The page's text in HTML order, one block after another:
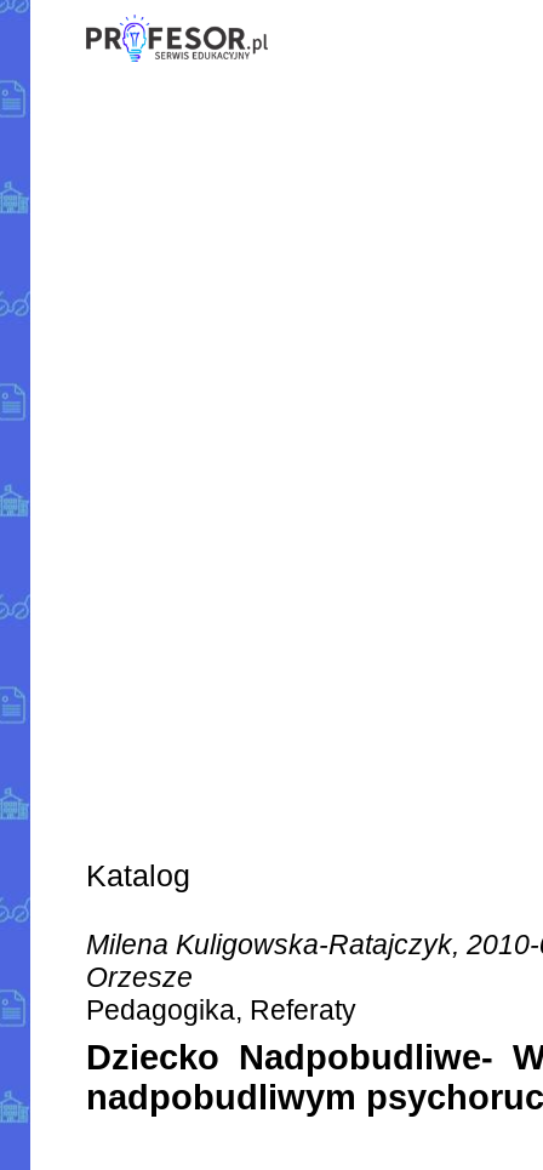
Katalog
Milena Kuligowska-Ratajczyk,
Orzesze
Pedagogika, Referaty
Dziecko Nadpobudliwe-
nadpobudliwym